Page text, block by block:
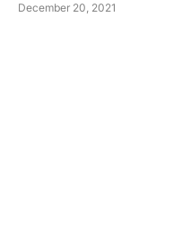
December 20, 2021